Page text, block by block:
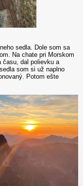
sedla. Dole som sa
Na chate pri Morskom
času, dal polievku a
som si už naplno
Potom ešte